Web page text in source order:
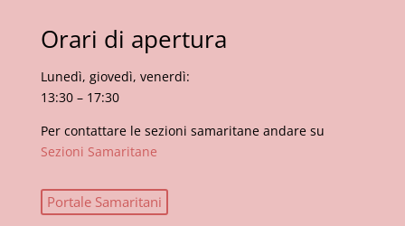
Orari di apertura
Lunedì, giovedì, venerdì:
13:30 – 17:30
Per contattare le sezioni samaritane andare su
Sezioni Samaritane
Portale Samaritani